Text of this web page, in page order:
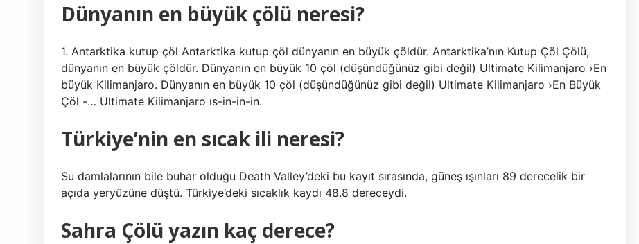
Dünyanın en büyük çölü neresi?
1. Antarktika kutup çöl Antarktika kutup çöl dünyanın en büyük çöldür. Antarktika’nın Kutup Çöl Çölü,
dünyanın en büyük çöldür. Dünyanın en büyük 10 çöl (düşündüğünüz gibi değil) Ultimate Kilimanjaro ›En
büyük Kilimanjaro. Dünyanın en büyük 10 çöl (düşündüğünüz gibi değil) Ultimate Kilimanjaro ›En Büyük
Çöl -… Ultimate Kilimanjaro ıs-in-in-in.
Türkiye’nin en sıcak ili neresi?
Su damlalarının bile buhar olduğu Death Valley’deki bu kayıt sırasında, güneş ışınları 89 derecelik bir
açıda yeryüzüne düştü. Türkiye’deki sıcaklık kaydı 48.8 dereceydi.
Sahra Çölü yazın kaç derece?